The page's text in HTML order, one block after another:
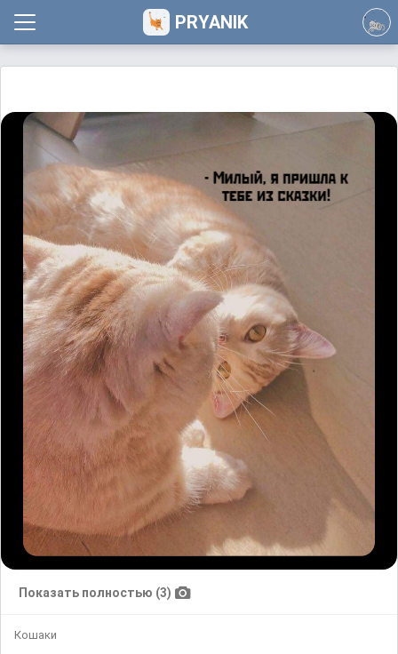
PRYANIK
Показать полностью (3)
Кошаки